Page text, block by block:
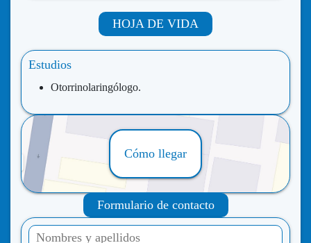
HOJA DE VIDA
Estudios
Otorrinolaringólogo.
Cómo llegar
Formulario de contacto